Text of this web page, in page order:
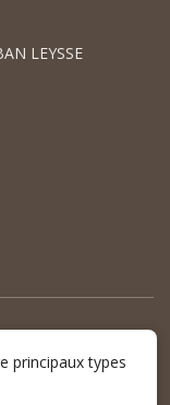
LEYSSE
principaux types